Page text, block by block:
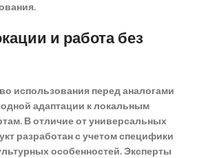
и работа без
использования перед аналогами
адаптации к локальным
В отличие от универсальных
разработан с учетом специфики
особенностей.Эксперты